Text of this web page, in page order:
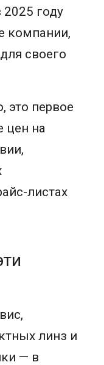
году
компании,
своего
это первое
цен на
листах
линз и
— в